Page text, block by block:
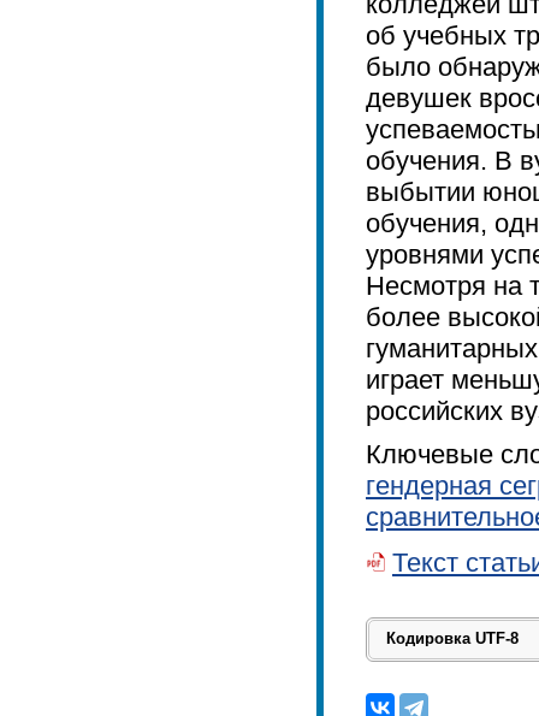
об учебных
было
девушек
обучения. В
выбытии
обучения,
уровнями
Несмотря на
более
играет
российских
Ключевые
гендерная
Текст